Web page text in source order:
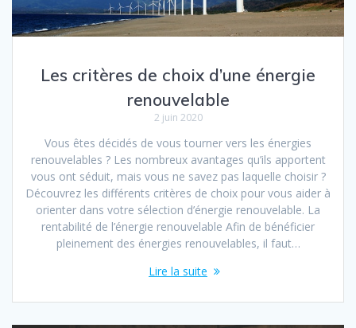
Les critères de choix d’une énergie
renouvelable
2 juin 2020
Vous êtes décidés de vous tourner vers les énergies
renouvelables ? Les nombreux avantages qu’ils apportent
vous ont séduit, mais vous ne savez pas laquelle choisir ?
Découvrez les différents critères de choix pour vous aider à
orienter dans votre sélection d’énergie renouvelable. La
rentabilité de l’énergie renouvelable Afin de bénéficier
pleinement des énergies renouvelables, il faut…
Lire la suite